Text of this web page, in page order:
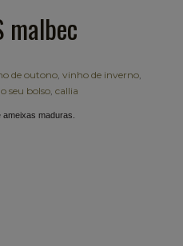
malbec
de outono vinho de inverno
seu bolso callia
maduras.